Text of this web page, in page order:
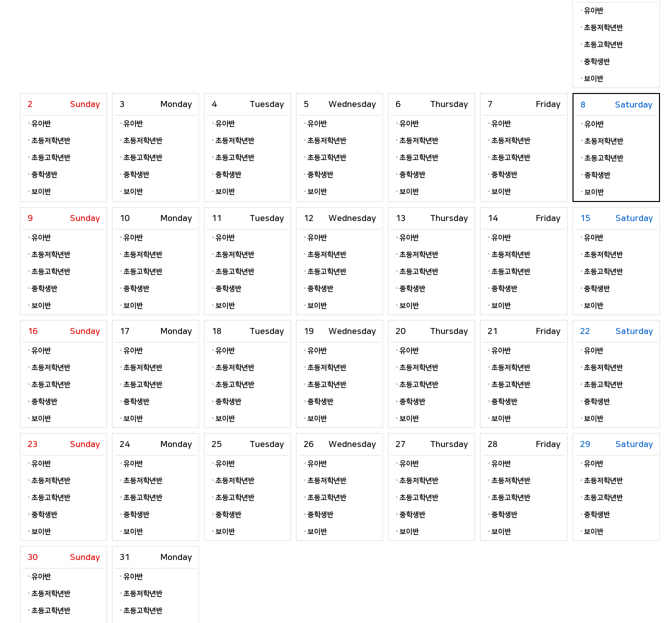
유아반
초등저학년반
초등고학년반
중학생반
보이반
2 Sunday
유아반
초등저학년반
초등고학년반
중학생반
보이반
3 Monday
유아반
초등저학년반
초등고학년반
중학생반
보이반
4 Tuesday
유아반
초등저학년반
초등고학년반
중학생반
보이반
5 Wednesday
유아반
초등저학년반
초등고학년반
중학생반
보이반
6 Thursday
유아반
초등저학년반
초등고학년반
중학생반
보이반
7 Friday
유아반
초등저학년반
초등고학년반
중학생반
보이반
8 Saturday
유아반
초등저학년반
초등고학년반
중학생반
보이반
9 Sunday
유아반
초등저학년반
초등고학년반
중학생반
보이반
10 Monday
유아반
초등저학년반
초등고학년반
중학생반
보이반
11 Tuesday
유아반
초등저학년반
초등고학년반
중학생반
보이반
12 Wednesday
유아반
초등저학년반
초등고학년반
중학생반
보이반
13 Thursday
유아반
초등저학년반
초등고학년반
중학생반
보이반
14 Friday
유아반
초등저학년반
초등고학년반
중학생반
보이반
15 Saturday
유아반
초등저학년반
초등고학년반
중학생반
보이반
16 Sunday
유아반
초등저학년반
초등고학년반
중학생반
보이반
17 Monday
유아반
초등저학년반
초등고학년반
중학생반
보이반
18 Tuesday
유아반
초등저학년반
초등고학년반
중학생반
보이반
19 Wednesday
유아반
초등저학년반
초등고학년반
중학생반
보이반
20 Thursday
유아반
초등저학년반
초등고학년반
중학생반
보이반
21 Friday
유아반
초등저학년반
초등고학년반
중학생반
보이반
22 Saturday
유아반
초등저학년반
초등고학년반
중학생반
보이반
23 Sunday
유아반
초등저학년반
초등고학년반
중학생반
보이반
24 Monday
유아반
초등저학년반
초등고학년반
중학생반
보이반
25 Tuesday
유아반
초등저학년반
초등고학년반
중학생반
보이반
26 Wednesday
유아반
초등저학년반
초등고학년반
중학생반
보이반
27 Thursday
유아반
초등저학년반
초등고학년반
중학생반
보이반
28 Friday
유아반
초등저학년반
초등고학년반
중학생반
보이반
29 Saturday
유아반
초등저학년반
초등고학년반
중학생반
보이반
30 Sunday
유아반
초등저학년반
초등고학년반
31 Monday
유아반
초등저학년반
초등고학년반